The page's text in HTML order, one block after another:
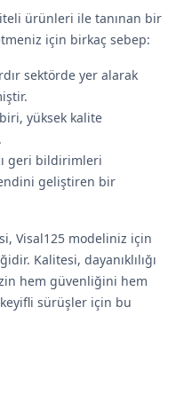
ürünleri ile tanınan bir
için birkaç sebep:
sektörde yer alarak
yüksek kalite
geri bildirimleri
geliştiren bir
Visal125 modeliniz için
Kalitesi, dayanıklılığı
hem güvenliğini hem
sürüşler için bu